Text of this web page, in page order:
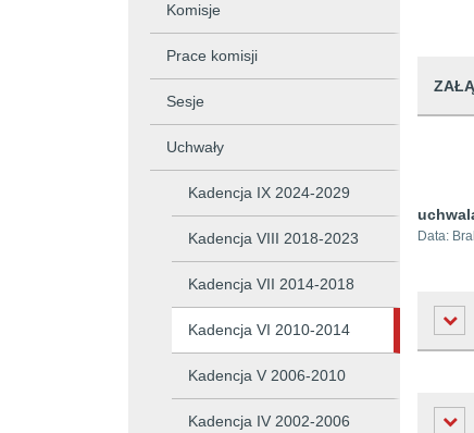
Komisje
Prace komisji
Sesje
Uchwały
Kadencja IX 2024-2029
Kadencja VIII 2018-2023
Kadencja VII 2014-2018
Kadencja VI 2010-2014
Kadencja V 2006-2010
Kadencja IV 2002-2006
Data:
Liczba